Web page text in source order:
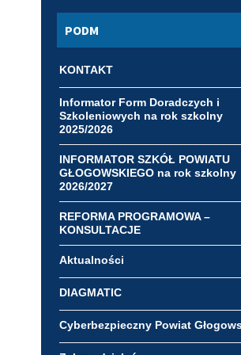
PODM
KONTAKT
Informator Form Doradczych i
Szkoleniowych na rok szkolny
2025/2026
INFORMATOR SZKÓŁ POWIATU
GŁOGOWSKIEGO na rok szkolny
2026/2027
REFORMA PROGRAMOWA –
KONSULTACJE
Aktualności
DIAGMATIC
Cyberbezpieczny Powiat